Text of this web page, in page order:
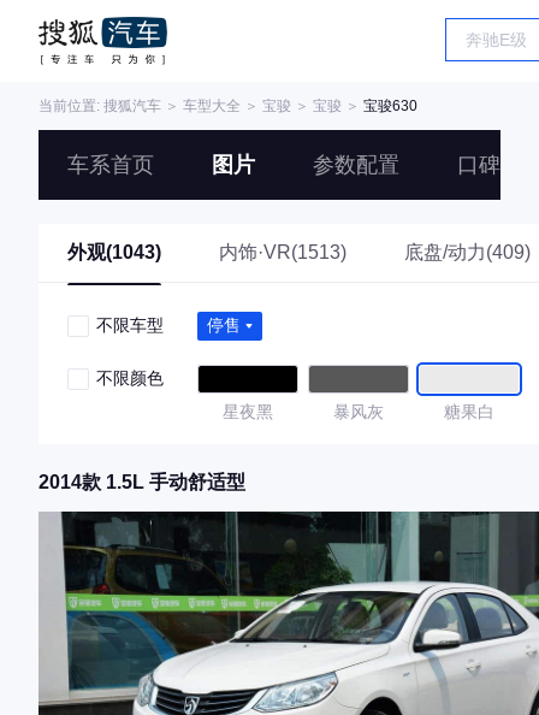
当前位置: 搜狐汽车 ＞ 车型大全 ＞ 宝骏 ＞ 宝骏 ＞ 宝骏630
车系首页 图片 参数配置 口碑
外观(1043) 内饰·VR(1513) 底盘/动力(409)
不限车型 停售
不限颜色
星夜黑
暴风灰 糖果白
2014款 1.5L 手动舒适型